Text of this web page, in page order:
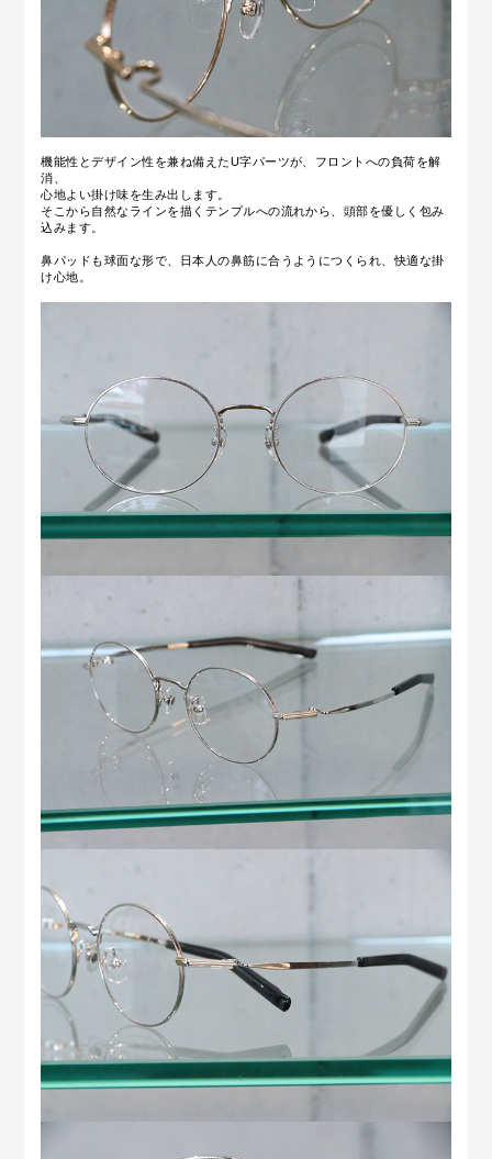
機能性とデザイン性を兼ね備えたU字パーツが、フロントへの負荷を解
消、
心地よい掛け味を生み出します。
そこから自然なラインを描くテンプルへの流れから、頭部を優しく包み
込みます。
鼻パッドも球面な形で 、日本人の鼻筋に合うようにつくられ、快適な掛
け⼼地。